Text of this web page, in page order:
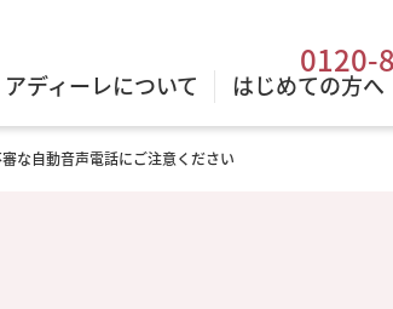
0120-
アディーレについて はじめての方へ
な自動音声電話にご注意ください